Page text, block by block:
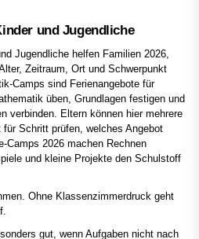
und Jugendliche
Jugendliche helfen Familien 2026,
Zeitraum, Ort und Schwerpunkt
Camps sind Ferienangebote für
üben, Grundlagen festigen und
verbinden. Eltern können hier mehrere
Schritt prüfen, welches Angebot
Camps 2026 machen Rechnen
und kleine Projekte den Schulstoff
Ohne Klassenzimmerdruck geht
gut, wenn Aufgaben nicht nach